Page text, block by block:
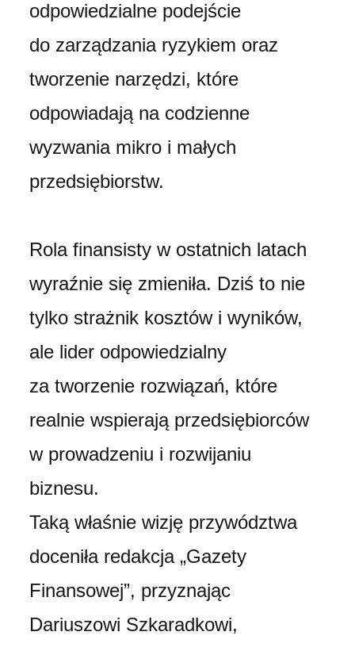
odpowiedzialne podejście
do zarządzania ryzykiem oraz
tworzenie narzędzi, które
odpowiadają na codzienne
wyzwania mikro i małych
przedsiębiorstw.
Rola finansisty w ostatnich latach
wyraźnie się zmieniła. Dziś to nie
tylko strażnik kosztów i wyników,
ale lider odpowiedzialny
za tworzenie rozwiązań, które
realnie wspierają przedsiębiorców
w prowadzeniu i rozwijaniu
biznesu.
Taką właśnie wizję przywództwa
doceniła redakcja „Gazety
Finansowej”, przyznając
Dariuszowi Szkaradkowi,